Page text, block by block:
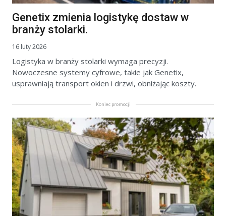
Genetix zmienia logistykę dostaw w
branży stolarki.
16 luty 2026
Logistyka w branży stolarki wymaga precyzji.
Nowoczesne systemy cyfrowe, takie jak Genetix,
usprawniają transport okien i drzwi, obniżając koszty.
Koniec promocji